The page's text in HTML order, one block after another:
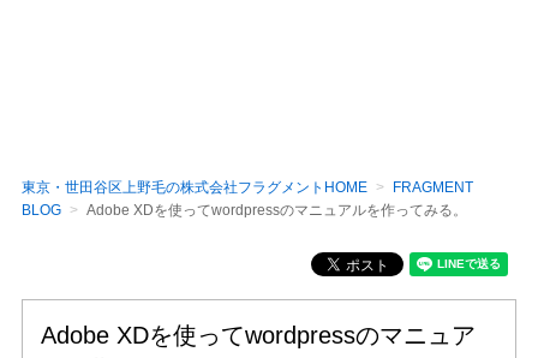
東京・世田谷区上野毛の株式会社フラグメントHOME
FRAGMENT
BLOG
Adobe XDを使ってwordpressのマニュアルを作ってみる。
Adobe XDを使ってwordpressのマニュア